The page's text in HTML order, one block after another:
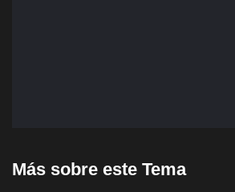
Más sobre este Tema